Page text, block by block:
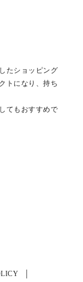
たショッピング
トになり、持ち
てもおすすめで